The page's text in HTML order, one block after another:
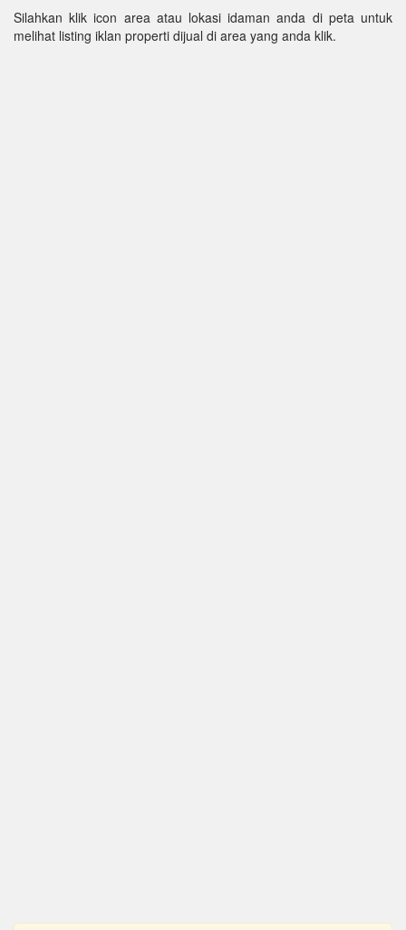
Silahkan klik icon area atau lokasi idaman anda di peta untuk
melihat listing iklan properti dijual di area yang anda klik.